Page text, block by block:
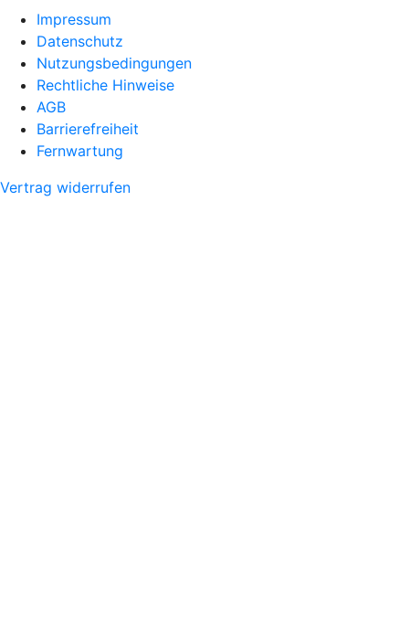
Impressum
Datenschutz
Nutzungsbedingungen
Rechtliche Hinweise
AGB
Barrierefreiheit
Fernwartung
Vertrag widerrufen